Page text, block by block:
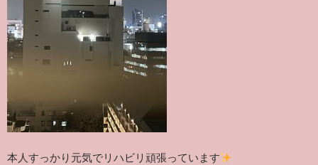
本人すっかり元気でリハビリ頑張っています